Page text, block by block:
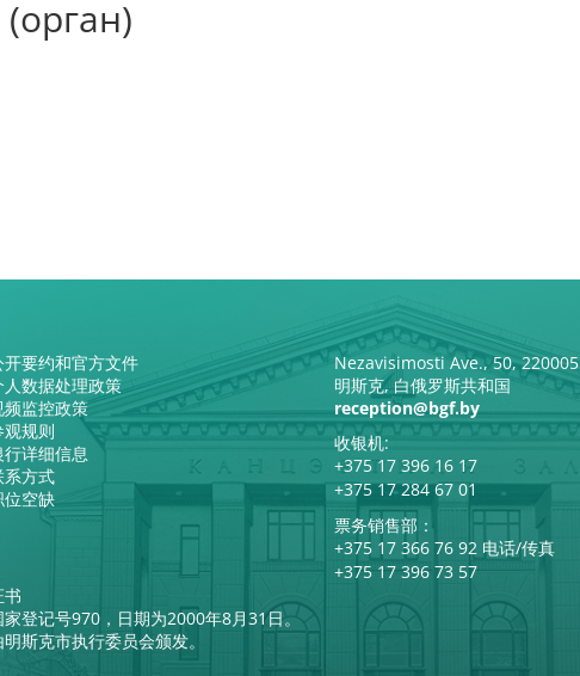
开要约和官方文件
人数据处理政策
频监控政策
观规则
行详细信息
系方式
位空缺
Nezavisimosti Ave., 50, 220005
明斯克, 白俄罗斯共和国
reception@bgf.by
收银机:
+375 17 396 16 17
+375 17 284 67 01
票务销售部：
+375 17 366 76 92 电话/传真
+375 17 396 73 57
书
家登记号970，日期为2000年8月31日。
明斯克市执行委员会颁发。